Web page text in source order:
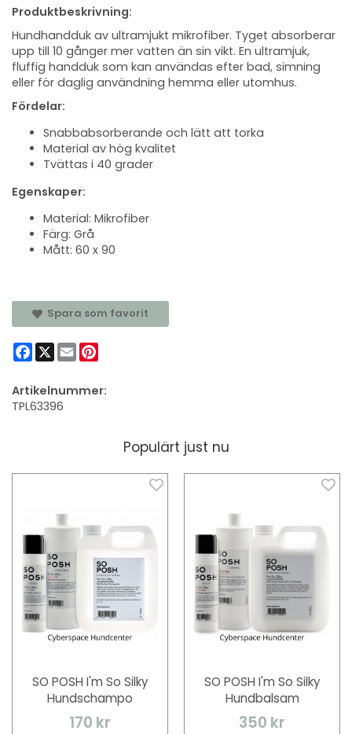
Produktbeskrivning:
Hundhandduk av ultramjukt mikrofiber. Tyget absorberar
upp till 10 gånger mer vatten än sin vikt. En ultramjuk,
fluffig handduk som kan användas efter bad, simning
eller för daglig användning hemma eller utomhus.
Fördelar:
Snabbabsorberande och lätt att torka
Material av hög kvalitet
Tvättas i 40 grader
Egenskaper:
Material: Mikrofiber
Färg: Grå
Mått: 60 x 90
Spara som favorit
Facebook
X Email
Artikelnummer:
TPL63396
Populärt just nu
SO POSH I'm So Silky
Hundschampo
170 kr
SO POSH I'm So Silky
Hundbalsam
350 kr